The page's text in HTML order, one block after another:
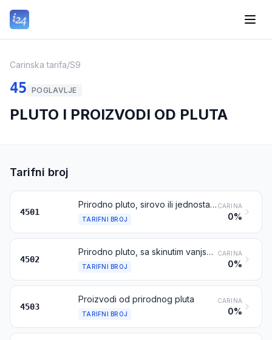
Carinska tarifa/S9
45 POGLAVLJE
PLUTO I PROIZVODI OD PLUTA
Tarifni broj
4501
Prirodno pluto, sirovo ili jednostavno obrađeno; otpaci od pluta; drobljeno, granulirano ili mljeveno pluto
TARIFNI BROJ
CARINA
0%
4502
Prirodno pluto, sa skinutim vanjskim slojem ili grubo učetvoreno ili u blokovima pravokutnog (uključujući kvadratnog) oblika, pločama, listovima ili vrpcama (uključujući oštrobridne elemente za čepove i podloške čepova)
TARIFNI BROJ
CARINA
0%
4503
Proizvodi od prirodnog pluta
TARIFNI BROJ
CARINA
0%